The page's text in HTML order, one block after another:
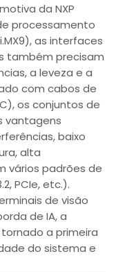
da NXP
processamento
as interfaces
também precisam
a leveza e a
com cabos de
os conjuntos de
vantagens
baixo
alta
vários padrões de
PCIe, etc.).
de visão
de IA, a
a primeira
do sistema e